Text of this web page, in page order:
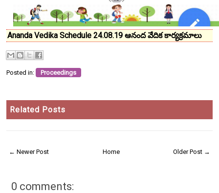
Ananda Vedika Schedule 24.08.19 ఆనంద వేదిక కార్యక్రమాలు
Posted in: Proceedings
Related Posts
← Newer Post Older Post →
Home
0 comments: